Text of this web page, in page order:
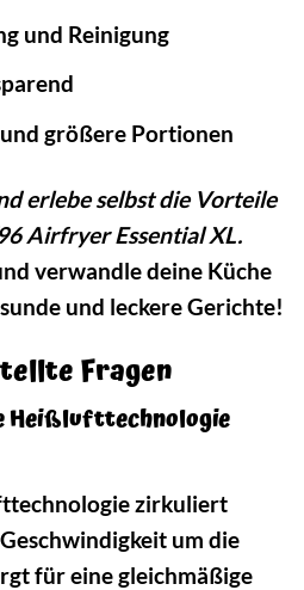
und Reinigung
größere Portionen
erlebe selbst die Vorteile
Airfryer Essential XL.
verwandle deine Küche
und leckere Gerichte!
Fragen
Heißlufttechnologie
zirkuliert
um die
für eine gleichmäßige